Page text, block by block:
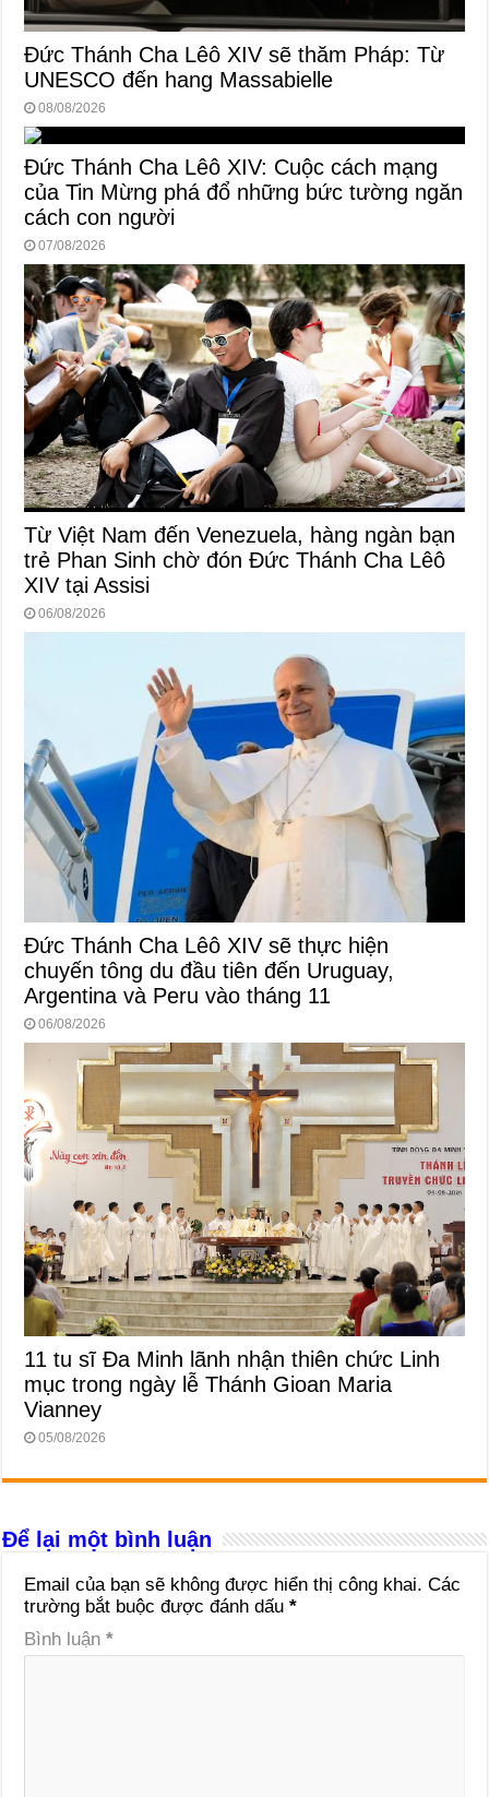
Đức Thánh Cha Lêô XIV sẽ thăm Pháp: Từ
UNESCO đến hang Massabielle
08/08/2026
Đức Thánh Cha Lêô XIV: Cuộc cách mạng
của Tin Mừng phá đổ những bức tường ngăn
cách con người
07/08/2026
Từ Việt Nam đến Venezuela, hàng ngàn bạn
trẻ Phan Sinh chờ đón Đức Thánh Cha Lêô
XIV tại Assisi
06/08/2026
Đức Thánh Cha Lêô XIV sẽ thực hiện
chuyến tông du đầu tiên đến Uruguay,
Argentina và Peru vào tháng 11
06/08/2026
11 tu sĩ Đa Minh lãnh nhận thiên chức Linh
mục trong ngày lễ Thánh Gioan Maria
Vianney
05/08/2026
Để lại một bình luận
Email của bạn sẽ không được hiển thị công khai. Các
trường bắt buộc được đánh dấu*
Bình luận*